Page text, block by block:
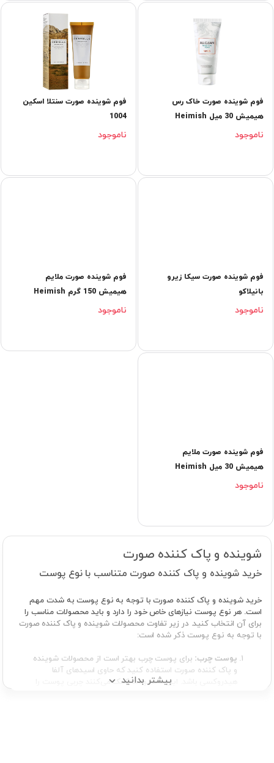
فوم شوینده صورت خاک رس
هیمیش 30 میل Heimish
ناموجود
فوم شوینده صورت سنتلا اسکین
1004
ناموجود
فوم شوینده صورت سیکا زیرو
بانیلاکو
ناموجود
فوم شوینده صورت ملایم
هیمیش 150 گرم Heimish
ناموجود
فوم شوینده صورت ملایم
هیمیش 30 میل Heimish
ناموجود
شوینده و پاک‌ کننده صورت
خرید شوینده و پاک‌ کننده صورت متناسب با نوع پوست
خرید شوینده و پاک‌ کننده صورت با توجه به نوع پوست به شدت مهم
است. هر نوع پوست نیازهای خاص خود را دارد و باید محصولات مناسب را
برای آن انتخاب کنید. در زیر تفاوت محصولات شوینده و پاک‌ کننده صورت
با توجه به نوع پوست ذکر شده است:
پوست چرب: برای پوست چرب بهتر است از محصولات شوینده
و پاک‌ کننده صورت استفاده کنید که حاوی اسیدهای آلفا
هیدروکسی باشد. این محصولات کمک می‌کنند چربی پوست را
بیشتر بدانید